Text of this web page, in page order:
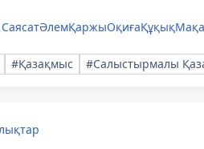
СаясатӘлемҚаржыОқиғаҚұқық
#Қазақмыс #Салыстырмалы